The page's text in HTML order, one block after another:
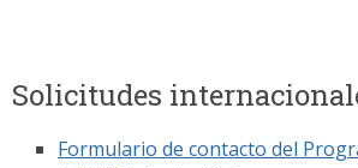
Solicitudes
Formulario de contacto del